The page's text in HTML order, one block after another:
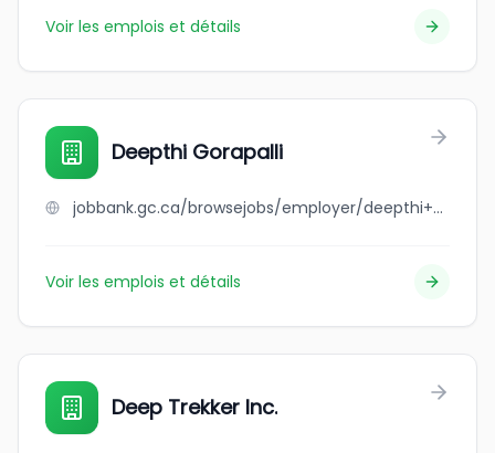
Voir les emplois et détails
Deepthi Gorapalli
jobbank.gc.ca/browsejobs/employer/deepthi+gorapalli/ca
Voir les emplois et détails
Deep Trekker Inc.